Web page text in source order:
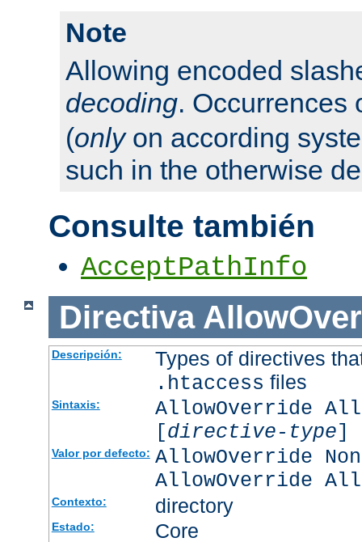
Note
Allowing encoded
decoding. Occurrences
(onlyon according
such in the otherwise
Consulte también
AcceptPathInfo
Directiva
Descripción: Types of directives
.htaccess files
Sintaxis:
AllowOverride
[directive-type]
Valor por defecto: AllowOverride
AllowOverride
Contexto: directory
Estado: Core